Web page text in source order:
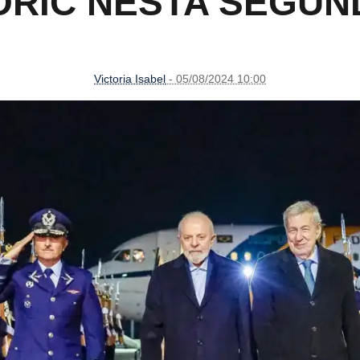
Victoria Isabel - 05/08/2024 10:00